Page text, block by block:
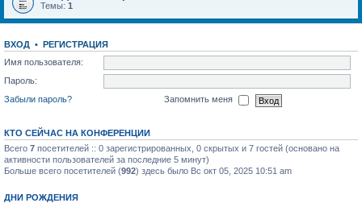
Темы: 1
ВХОД • РЕГИСТРАЦИЯ
Имя пользователя:
Пароль:
Забыли пароль?
Запомнить меня
КТО СЕЙЧАС НА КОНФЕРЕНЦИИ
Всего 7 посетителей :: 0 зарегистрированных, 0 скрытых и 7 гостей (основано на
активности пользователей за последние 5 минут)
Больше всего посетителей (992) здесь было Вс окт 05, 2025 10:51 am
ДНИ РОЖДЕНИЯ